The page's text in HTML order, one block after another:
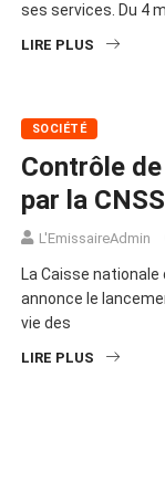
ses services. Du 4
LIRE PLUS
SOCIÉTÉ
Contrôle
par la CNSS
L'EmissaireAdmin
La Caisse
annonce le
vie des
LIRE PLUS